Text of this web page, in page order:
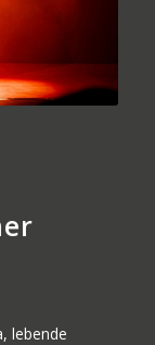
lebende